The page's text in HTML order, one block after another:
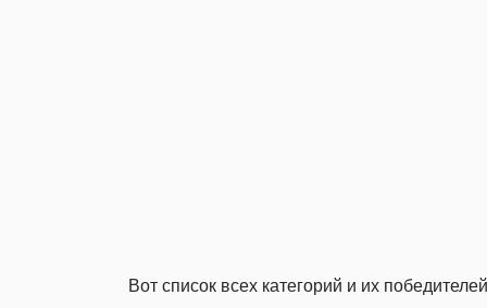
Вот список всех категорий и их